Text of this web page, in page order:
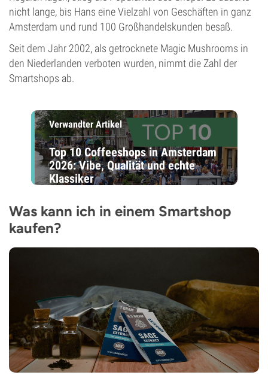
nicht lange, bis Hans eine Vielzahl von Geschäften in ganz
Amsterdam und rund 100 Großhandelskunden besaß.
Seit dem Jahr 2002, als getrocknete Magic Mushrooms in
den Niederlanden verboten wurden, nimmt die Zahl der
Smartshops ab.
Verwandter Artikel
Top 10 Coffeeshops in Amsterdam
2026: Vibe, Qualität und echte
Klassiker
Was kann ich in einem Smartshop
kaufen?